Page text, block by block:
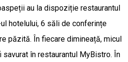
au la dispoziție restaurantul
hotelului, 6 săli de conferințe
păzită. În fiecare dimineață, micul
în restaurantul MyBistro. În